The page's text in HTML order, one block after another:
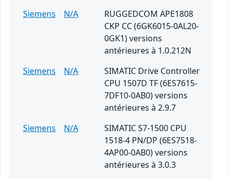
Siemens
N/A
RUGGEDCOM APE1808
CKP CC (6GK6015-0AL20-
0GK1) versions
antérieures à 1.0.212N
Siemens
N/A
SIMATIC Drive Controller
CPU 1507D TF (6ES7615-
7DF10-0AB0) versions
antérieures à 2.9.7
Siemens
N/A
SIMATIC S7-1500 CPU
1518-4 PN/DP (6ES7518-
4AP00-0AB0) versions
antérieures à 3.0.3